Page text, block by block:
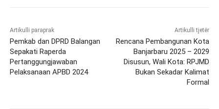
Artikulli paraprak
Pemkab dan DPRD Balangan
Sepakati Raperda
Pertanggungjawaban
Pelaksanaan APBD 2024
Artikulli tjetër
Rencana Pembangunan Kota
Banjarbaru 2025 – 2029
Disusun, Wali Kota: RPJMD
Bukan Sekadar Kalimat
Formal